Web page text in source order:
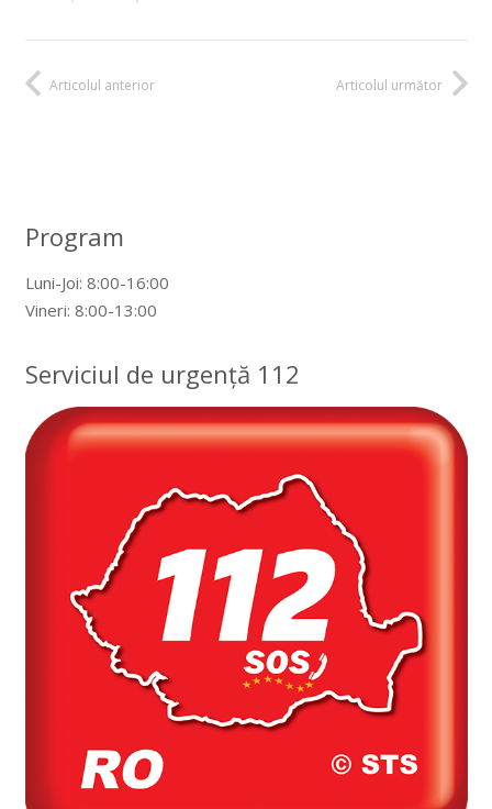
Articolul anterior Articolul următor
Program
Luni-Joi: 8:00-16:00
Vineri: 8:00-13:00
Serviciul de urgență 112